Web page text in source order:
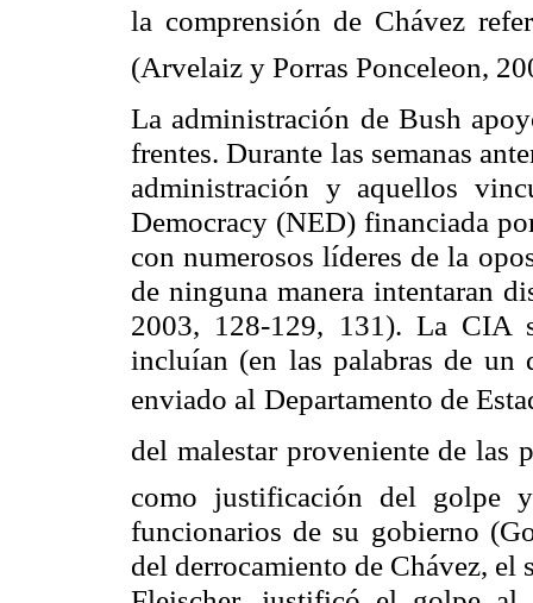
la comprensión de Chávez
(Arvelaiz y Porras Ponceleon,
La administración de Bush
frentes. Durante las semanas
administración y aquellos
Democracy (NED) financiada
con numerosos líderes de la
de ninguna manera intentaran
2003, 128-129, 131). La CIA
incluían (en las palabras de
enviado al Departamento de
del malestar proveniente de las
como justificación del golpe
funcionarios de su gobierno
del derrocamiento de Chávez, el